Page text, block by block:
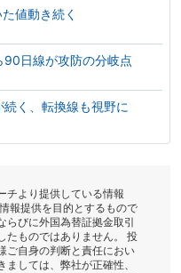
値動き続く
90日線が攻防の分岐点
続く、転換線も視野に
チより提供している情報
報提供を目的とするもので
らびに外国為替証拠金取引
たものではありません。 投
ご自身の判断と責任におい
しては、弊社が正確性、